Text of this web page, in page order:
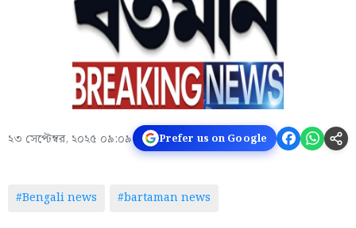
২৩ সেপ্টেম্বর, ২০২৫ ০৯:০৯ Prefer us on Google
#Bengali news #bartaman news